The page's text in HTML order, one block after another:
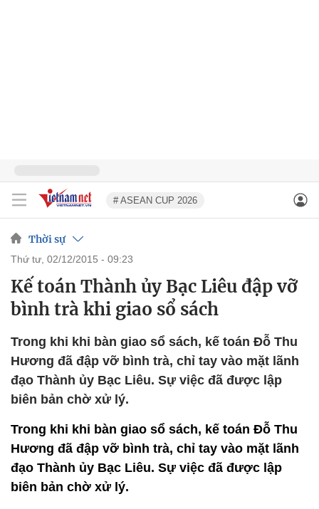
# ASEAN CUP 2026
Thời sự
thứ tư, 02/12/2015 - 09:23
Kế toán Thành ủy Bạc Liêu đập vỡ
bình trà khi giao sổ sách
Trong khi khi bàn giao sổ sách, kế toán Đỗ Thu
Hương đã đập vỡ bình trà, chỉ tay vào mặt lãnh
đạo Thành ủy Bạc Liêu. Sự việc đã được lập
biên bản chờ xử lý.
Trong khi khi bàn giao sổ sách, kế toán Đỗ Thu
Hương đã đập vỡ bình trà, chỉ tay vào mặt lãnh
đạo Thành ủy Bạc Liêu. Sự việc đã được lập
biên bản chờ xử lý.